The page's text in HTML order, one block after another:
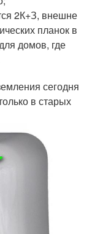
2К+З, внешне
планок в
домов, где
сегодня
в старых